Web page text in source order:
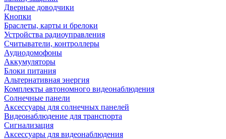
Дверные доводчики
Кнопки
Браслеты, карты и брелоки
Устройства радиоуправления
Считыватели, контроллеры
Аудиодомофоны
Аккумуляторы
Блоки питания
Альтернативная энергия
Комплекты автономного видеонаблюдения
Солнечные панели
Аксессуары для солнечных панелей
Видеонаблюдение для транспорта
Сигнализация
Аксессуары для видеонаблюдения